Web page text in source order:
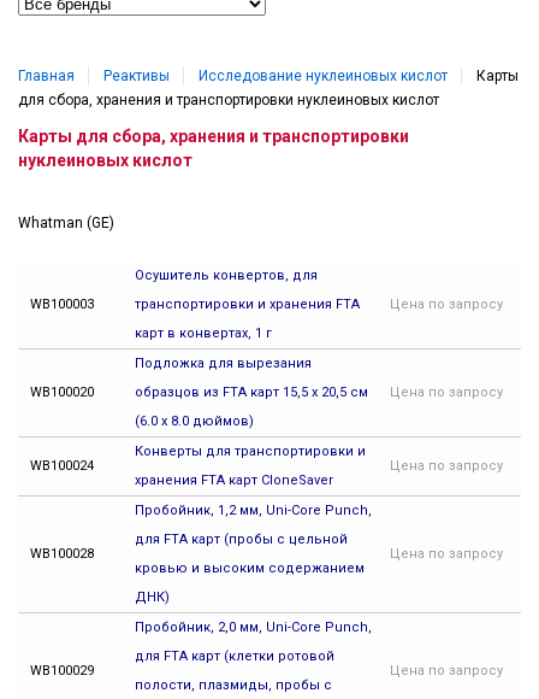
Главная Реактивы Исследование нуклеиновых кислот
Карты
для сбора, хранения и транспортировки нуклеиновых кислот
Карты для сбора, хранения и транспортировки
нуклеиновых кислот
Whatman (GE)
WB100003
Осушитель конвертов, для
транспортировки и хранения FTA
карт в конвертах, 1 г
Цена по запросу
WB100020
Подложка для вырезания
образцов из FTA карт 15,5 x 20,5 см
(6.0 x 8.0 дюймов)
Цена по запросу
WB100024
Конверты для транспортировки и
хранения FTA карт CloneSaver
Цена по запросу
WB100028
Пробойник, 1,2 мм, Uni-Core Punch,
для FTA карт (пробы с цельной
кровью и высоким содержанием
ДНК)
Цена по запросу
WB100029
Пробойник, 2,0 мм, Uni-Core Punch,
для FTA карт (клетки ротовой
полости, плазмиды, пробы с
Цена по запросу